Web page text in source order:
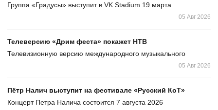
Группа «Градусы» выступит в VK Stadium 19 марта
05 Авг 2026
Телеверсию «Дрим феста» покажет НТВ
Телевизионную версию международного музыкального
05 Авг 2026
Пётр Налич выступит на фестивале «Русский КоТ»
Концерт Петра Налича состоится 7 августа 2026